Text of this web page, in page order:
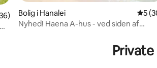
5 i gennemsnitlig bedømmelse, 36
Bolig i Hanalei 5 ud
5
Nyhed! Haena A-hus - ved siden af